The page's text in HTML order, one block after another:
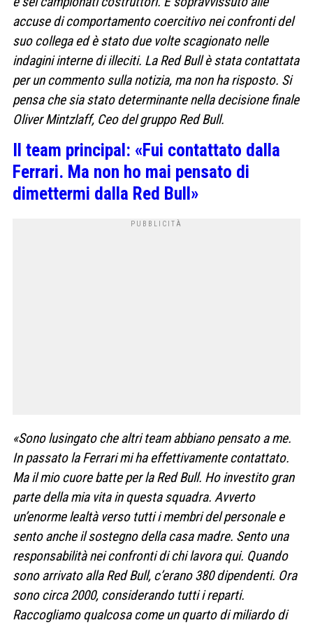
accuse di comportamento coercitivo nei confronti del
suo collega ed è stato due volte scagionato nelle
indagini interne di illeciti. La Red Bull è stata contattata
per un commento sulla notizia, ma non ha risposto. Si
pensa che sia stato determinante nella decisione finale
Oliver Mintzlaff, Ceo del gruppo Red Bull.
Il team principal: «Fui contattato dalla
Ferrari. Ma non ho mai pensato di
dimettermi dalla Red Bull»
«Sono lusingato che altri team abbiano pensato a me.
In passato la Ferrari mi ha effettivamente contattato.
Ma il mio cuore batte per la Red Bull. Ho investito gran
parte della mia vita in questa squadra. Avverto
un’enorme lealtà verso tutti i membri del personale e
sento anche il sostegno della casa madre. Sento una
responsabilità nei confronti di chi lavora qui. Quando
sono arrivato alla Red Bull, c’erano 380 dipendenti. Ora
sono circa 2000, considerando tutti i reparti.
Raccogliamo qualcosa come un quarto di miliardo di